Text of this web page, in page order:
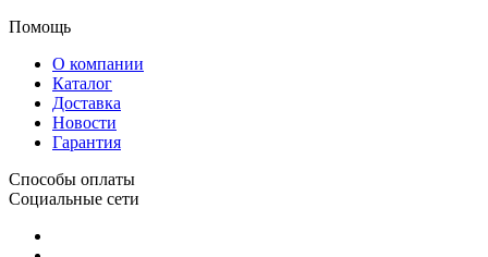
Помощь
О компании
Каталог
Доставка
Новости
Гарантия
Способы оплаты
Социальные сети